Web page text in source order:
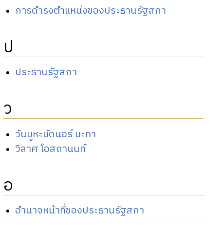
การดำรงตำแหน่งของประธานรัฐสภา
ป
ประธานรัฐสภา
ว
วันมูหะมัดนอร์ มะทา
วิลาศ โอสถานนท์
อ
อำนาจหน้าที่ของประธานรัฐสภา